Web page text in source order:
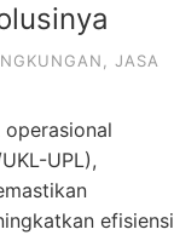
JASA
UPL),
efisiensi